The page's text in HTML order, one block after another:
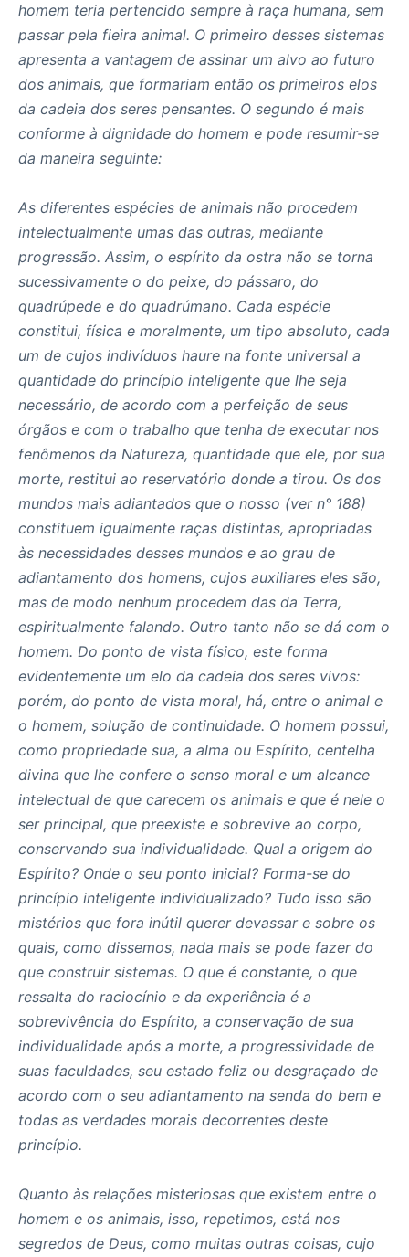
homem teria pertencido sempre à raça humana, sem
passar pela fieira animal. O primeiro desses sistemas
apresenta a vantagem de assinar um alvo ao futuro
dos animais, que formariam então os primeiros elos
da cadeia dos seres pensantes. O segundo é mais
conforme à dignidade do homem e pode resumir-se
da maneira seguinte:
As diferentes espécies de animais não procedem
intelectualmente umas das outras, mediante
progressão. Assim, o espírito da ostra não se torna
sucessivamente o do peixe, do pássaro, do
quadrúpede e do quadrúmano. Cada espécie
constitui, física e moralmente, um tipo absoluto, cada
um de cujos indivíduos haure na fonte universal a
quantidade do princípio inteligente que lhe seja
necessário, de acordo com a perfeição de seus
órgãos e com o trabalho que tenha de executar nos
fenômenos da Natureza, quantidade que ele, por sua
morte, restitui ao reservatório donde a tirou. Os dos
mundos mais adiantados que o nosso (ver n° 188)
constituem igualmente raças distintas, apropriadas
às necessidades desses mundos e ao grau de
adiantamento dos homens, cujos auxiliares eles são,
mas de modo nenhum procedem das da Terra,
espiritualmente falando. Outro tanto não se dá com o
homem. Do ponto de vista físico, este forma
evidentemente um elo da cadeia dos seres vivos:
porém, do ponto de vista moral, há, entre o animal e
o homem, solução de continuidade. O homem possui,
como propriedade sua, a alma ou Espírito, centelha
divina que lhe confere o senso moral e um alcance
intelectual de que carecem os animais e que é nele o
ser principal, que preexiste e sobrevive ao corpo,
conservando sua individualidade. Qual a origem do
Espírito? Onde o seu ponto inicial? Forma-se do
princípio inteligente individualizado? Tudo isso são
mistérios que fora inútil querer devassar e sobre os
quais, como dissemos, nada mais se pode fazer do
que construir sistemas. O que é constante, o que
ressalta do raciocínio e da experiência é a
sobrevivência do Espírito, a conservação de sua
individualidade após a morte, a progressividade de
suas faculdades, seu estado feliz ou desgraçado de
acordo com o seu adiantamento na senda do bem e
todas as verdades morais decorrentes deste
princípio.
Quanto às relações misteriosas que existem entre o
homem e os animais, isso, repetimos, está nos
segredos de Deus, como muitas outras coisas, cujo